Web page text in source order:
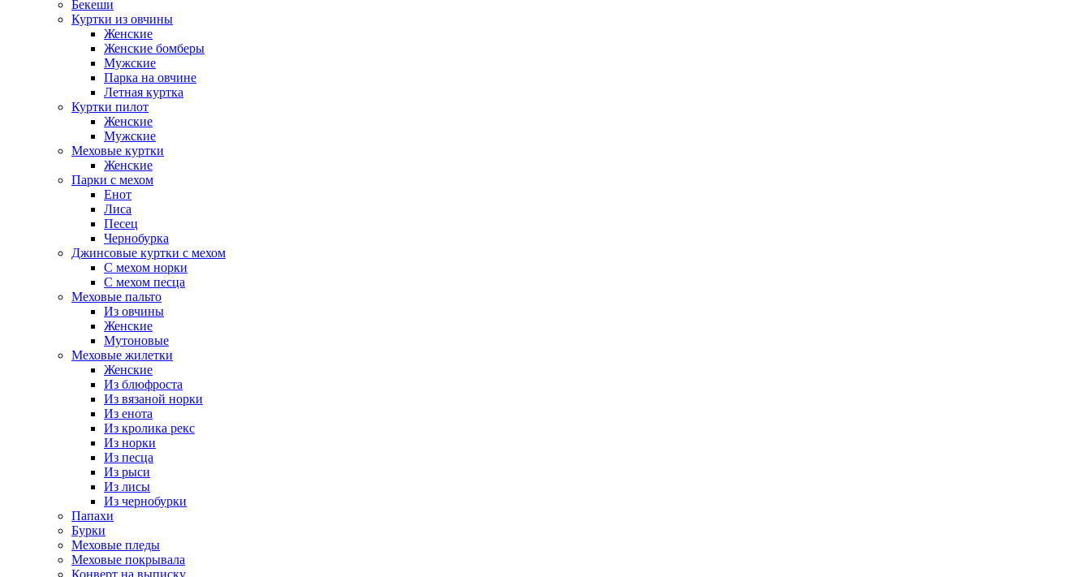
Бекеши
Куртки из овчины
Женские
Женские бомберы
Мужские
Парка на овчине
Летная куртка
Куртки пилот
Женские
Мужские
Меховые куртки
Женские
Парки с мехом
Енот
Лиса
Песец
Чернобурка
Джинсовые куртки с мехом
С мехом норки
С мехом песца
Меховые пальто
Из овчины
Женские
Мутоновые
Меховые жилетки
Женские
Из блюфроста
Из вязаной норки
Из енота
Из кролика рекс
Из норки
Из песца
Из рыси
Из лисы
Из чернобурки
Папахи
Бурки
Меховые пледы
Меховые покрывала
Конверт на выписку